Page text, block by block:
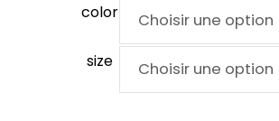
color
size